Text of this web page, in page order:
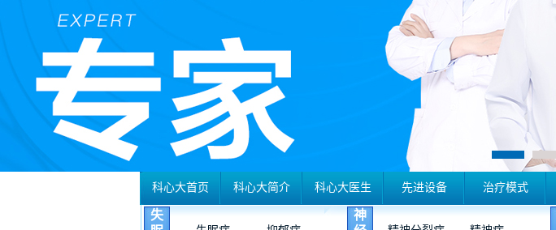
科心大首页 科心大简介 科心大医生 先进设备 治疗模式
失
神